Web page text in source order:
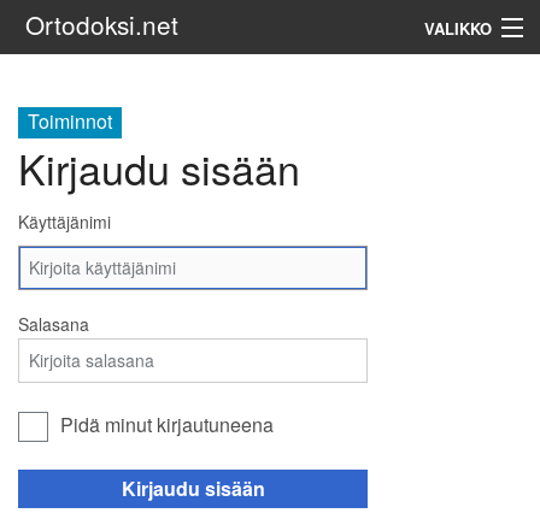
Ortodoksi.net VALIKKO
Toiminnot
Kirjaudu sisään
Käyttäjänimi
Salasana
Pidä minut kirjautuneena
Kirjaudu sisään